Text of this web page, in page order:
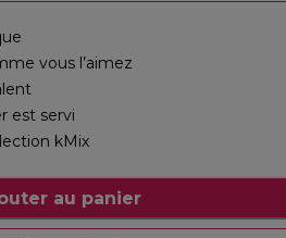
vous l’aimez
est servi
kMix
au panier